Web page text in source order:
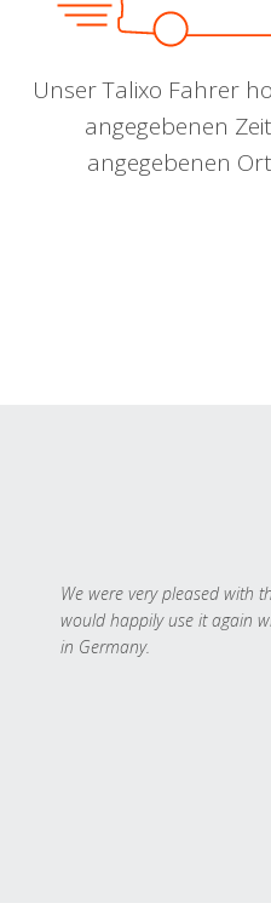
Unser Talixo Fahrer
angegebenen
angegebenen
We were very pleased with
would happily use it again
in Germany.